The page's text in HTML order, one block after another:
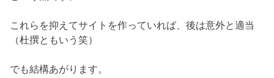
これらを抑えてサイトを作っていれば、後は意外と適当
（杜撰ともいう笑）
でも結構あがります。